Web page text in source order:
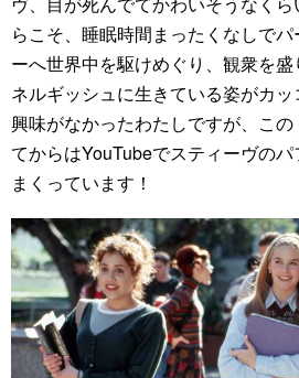
らこそ、睡眠時間まったくなしで
ーへ世界中を駆けめぐり、観衆を
ネルギッシュに生きている姿がカ
興味がなかったわたしですが、こ
てからはYouTubeでスティーヴの
まくっています！